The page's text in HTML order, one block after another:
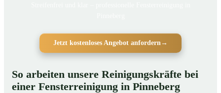
Jetzt kostenloses Angebot anfordern →
So arbeiten unsere Reinigungskräfte bei
einer Fensterreinigung in Pinneberg